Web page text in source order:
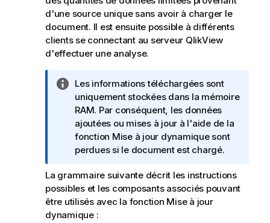
d'une source unique sans avoir à charger le
document. Il est ensuite possible à différents
clients se connectant au serveur QlikView
d'effectuer une analyse.
N
o
t
e
I
n
o
r
m
a
Les informations téléchargées sont
uniquement stockées dans la mémoire
RAM. Par conséquent, les données
ajoutées ou mises à jour à l'aide de la
fonction Mise à jour dynamique sont
perdues si le document est chargé.
La grammaire suivante décrit les instructions
possibles et les composants associés pouvant
être utilisés avec la fonction Mise à jour
dynamique :